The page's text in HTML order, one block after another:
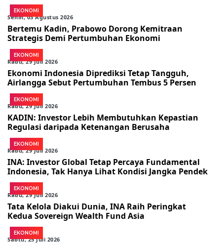
EKONOMI
Senin, 03 Agustus 2026
Bertemu Kadin, Prabowo Dorong Kemitraan
Strategis Demi Pertumbuhan Ekonomi
EKONOMI
Rabu, 29 Juli 2026
Ekonomi Indonesia Diprediksi Tetap Tangguh,
Airlangga Sebut Pertumbuhan Tembus 5 Persen
EKONOMI
Rabu, 29 Juli 2026
KADIN: Investor Lebih Membutuhkan Kepastian
Regulasi daripada Ketenangan Berusaha
EKONOMI
Rabu, 29 Juli 2026
INA: Investor Global Tetap Percaya Fundamental
Indonesia, Tak Hanya Lihat Kondisi Jangka Pendek
EKONOMI
Rabu, 29 Juli 2026
Tata Kelola Diakui Dunia, INA Raih Peringkat
Kedua Sovereign Wealth Fund Asia
EKONOMI
Sabtu, 25 Juli 2026